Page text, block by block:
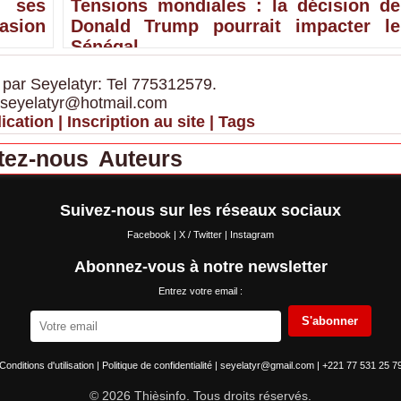
ses
Tensions mondiales : la décision de
Donald Trump pourrait impacter le
Sénégal
Seyelatyr: Tel 775312579.
| Inscription au site | Tags
nous Auteurs
Suivez-nous sur les réseaux sociaux
Facebook | X / Twitter | Instagram
Abonnez-vous à notre newsletter
Entrez votre email :
S'abonner
d'utilisation | Politique de confidentialité | seyelatyr@gmail.com | +221 77 531 25
© 2026 Thièsinfo. Tous droits réservés.